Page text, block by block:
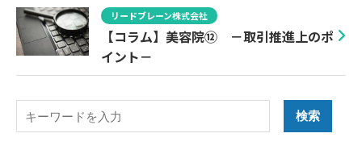
リードブレーン株式会社
【コラム】美容院⑫ －取引推進上のポ
イント－